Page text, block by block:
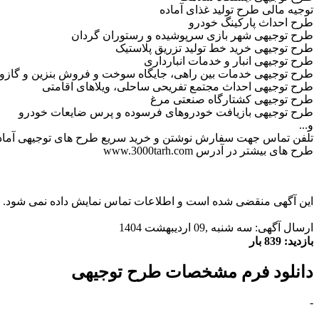
توجیه مالی طرح تولید غذای آماده
طرح احداث پارکینگ خودرو
طرح توجیهی شهر بازی سرپوشیده و رستوران گردان
طرح توجیهی خرید خط تولید تزریق پلاستیک
طرح توجیهی انبار و خدمات انبارداری
طرح توجیهی خدمات بین راهی، جایگاه سوخت و فروش بنزین و
طرح توجیهی احداث مجتمع تفریحی ساحلی، ویلاهای اقامتی
طرح توجیهی کشتارگاه صنعتی مرغ
طرح توجیهی بازیافت خودروهای فرسوده و پرس ضایعات خودرو
و...
تلفن تماس جهت سفارش نوشتن و خرید سریع طرح های توجیهی آماده(09354300400 مهندس
طرح های بیشتر در آدرس www.3000tarh.com
این آگهی منقضی شده است و اطلاعات تماس نمایش داده نمی شود.
ارسال آگهی: سه شنبه ,09 ارديبهشت 1404
بازدید: 839 بار
دانلود فرم مشخصات طرح توجیهی
-